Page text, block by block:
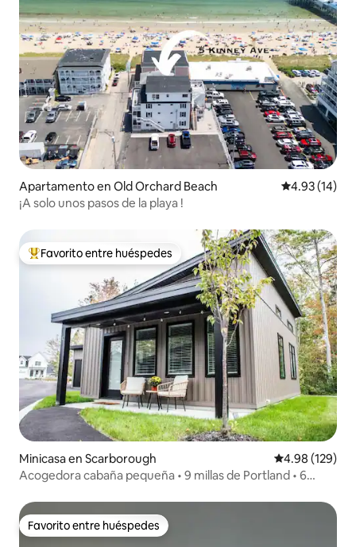
Apartamento en Old Orchard Beach Calificación
4.93 (14)
¡A solo unos pasos de la playa !
Favorito entre huéspedes preferido
Favorito entre huéspedes
Minicasa en Scarborough Calificación
4.98 (129)
Acogedora cabaña pequeña • 9 millas de Portland • 6
Favorito entre huéspedes
Favorito entre huéspedes